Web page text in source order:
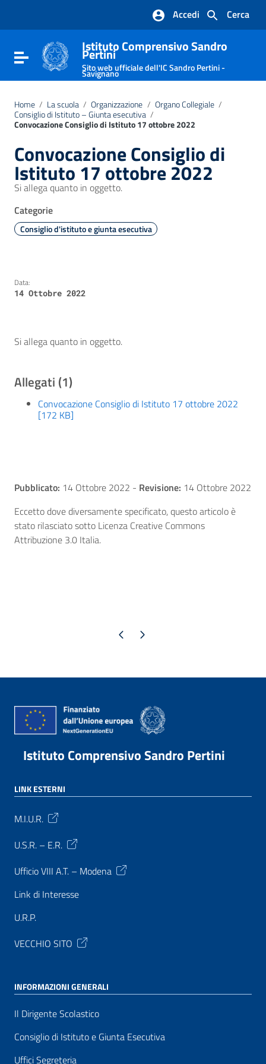
Vai al footer
Cerca
Accedi
Attiva / disattiva la navigazione
Istituto Comprensivo Sandro
Pertini
Sito web ufficiale dell'IC Sandro Pertini -
Savignano
Home / La scuola / Organizzazione / Organo Collegiale /
Consiglio di Istituto – Giunta esecutiva /
Convocazione Consiglio di Istituto 17 ottobre 2022
Convocazione Consiglio di
Istituto 17 ottobre 2022
Si allega quanto in oggetto.
Categorie
Consiglio d'istituto e giunta esecutiva
Data:
14 Ottobre 2022
Si allega quanto in oggetto.
Allegati (1)
Convocazione Consiglio di Istituto 17 ottobre 2022
[172 KB]
Pubblicato: 14 Ottobre 2022 - Revisione: 14 Ottobre 2022
Eccetto dove diversamente specificato, questo articolo è
stato rilasciato sotto Licenza Creative Commons
Attribuzione 3.0 Italia.
Pagina precedente
Pagina successiva
Istituto Comprensivo Sandro Pertini
LINK ESTERNI
M.I.U.R.
U.S.R. – E.R.
Ufficio VIII A.T. – Modena
Link di Interesse
U.R.P.
VECCHIO SITO
INFORMAZIONI GENERALI
Il Dirigente Scolastico
Consiglio di Istituto e Giunta Esecutiva
Uffici Segreteria